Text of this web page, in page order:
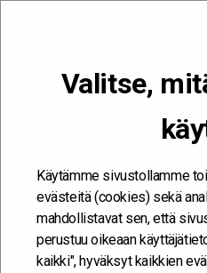
Valitse,
Käytämme sivustollamme
evästeitä (cookies) sekä
mahdollistavat sen, että
perustuu oikeaan
kaikki", hyväksyt kaikkien
Kehitän ja kehityn #töissäSuomelle
Muutoksessa mukana –
7.1.2025